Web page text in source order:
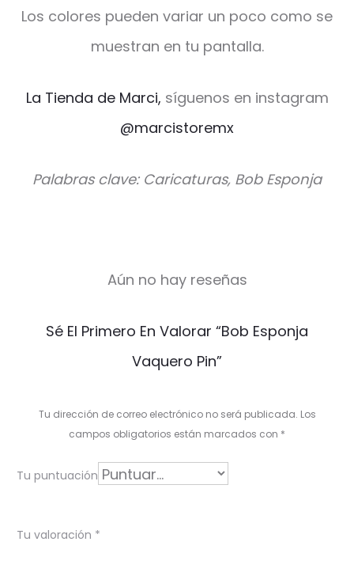
Los colores pueden variar un poco como se
muestran en tu pantalla.
La Tienda de Marci, síguenos en instagram
@marcistoremx
Palabras clave: Caricaturas, Bob Esponja
c
o
Aún no hay reseñas
Sé El Primero En Valorar “Bob Esponja
Vaquero Pin”
Tu dirección de correo electrónico no será publicada. Los
campos obligatorios están marcados con *
Tu puntuación
Tu valoración *